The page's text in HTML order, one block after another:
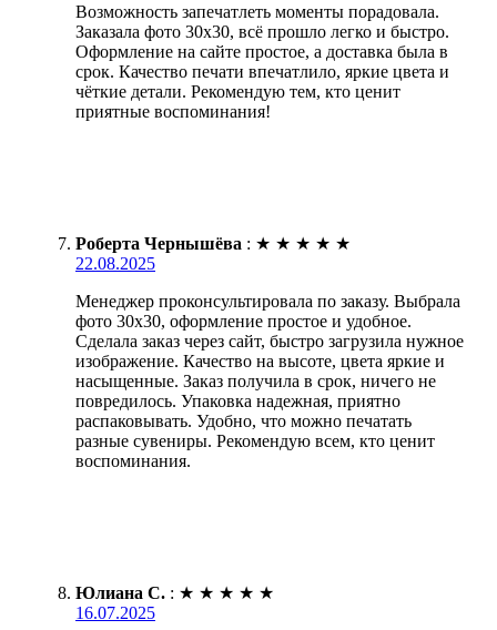
Возможность запечатлеть моменты порадовала.
Заказала фото 30х30, всё прошло легко и быстро.
Оформление на сайте простое, а доставка была в
срок. Качество печати впечатлило, яркие цвета и
чёткие детали. Рекомендую тем, кто ценит
приятные воспоминания!
Роберта Чернышёва : ★ ★ ★ ★ ★
22.08.2025
Менеджер проконсультировала по заказу. Выбрала
фото 30х30, оформление простое и удобное.
Сделала заказ через сайт, быстро загрузила нужное
изображение. Качество на высоте, цвета яркие и
насыщенные. Заказ получила в срок, ничего не
повредилось. Упаковка надежная, приятно
распаковывать. Удобно, что можно печатать
разные сувениры. Рекомендую всем, кто ценит
воспоминания.
Юлиана С. : ★ ★ ★ ★ ★
16.07.2025